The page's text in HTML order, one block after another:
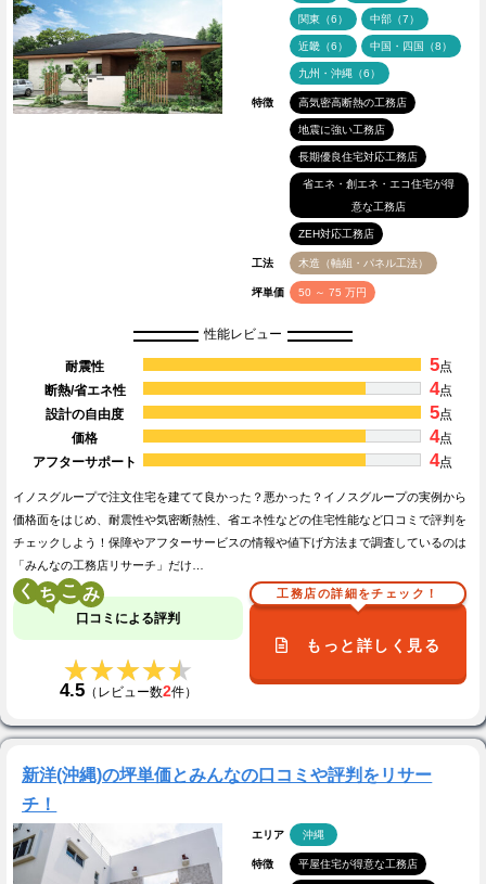
関東（6） 中部（7）
近畿（6） 中国・四国（8）
九州・沖縄（6）
特徴 高気密高断熱の工務店
地震に強い工務店
長期優良住宅対応工務店
省エネ・創エネ・エコ住宅が得
意な工務店
ZEH対応工務店
工法 木造（軸組・パネル工法）
坪単価 50 ～ 75 万円
性能レビュー
耐震性 5点
断熱/省エネ性
4点
設計の自由度
5点
価格
4点
アフターサポート
4点
イノスグループで注文住宅を建てて良かった？悪かった？イノスグループの実例から
価格面をはじめ、耐震性や気密断熱性、省エネ性などの住宅性能など口コミで評判を
チェックしよう！保障やアフターサービスの情報や値下げ方法まで調査しているのは
「みんなの工務店リサーチ」だけ…
く こ
口コミによる評判
★★★★★
★★★★★
4.5（レビュー数2件）
工務店の詳細をチェック！
もっと詳しく見る
新洋(沖縄)の坪単価とみんなの口コミや評判をリサー
チ！
エリア 沖縄
特徴 平屋住宅が得意な工務店